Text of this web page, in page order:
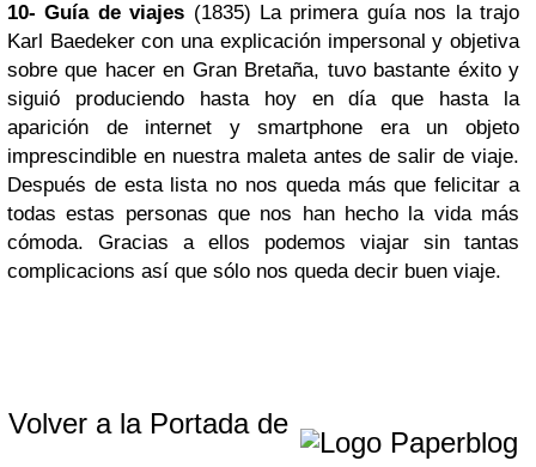
10- Guía de viajes (1835) La primera guía nos la trajo
Karl Baedeker con una explicación impersonal y objetiva
sobre que hacer en Gran Bretaña, tuvo bastante éxito y
siguió produciendo hasta hoy en día que hasta la
aparición de internet y smartphone era un objeto
imprescindible en nuestra maleta antes de salir de viaje.
Después de esta lista no nos queda más que felicitar a
todas estas personas que nos han hecho la vida más
cómoda. Gracias a ellos podemos viajar sin tantas
complicacions así que sólo nos queda decir buen viaje.
Volver a la Portada de